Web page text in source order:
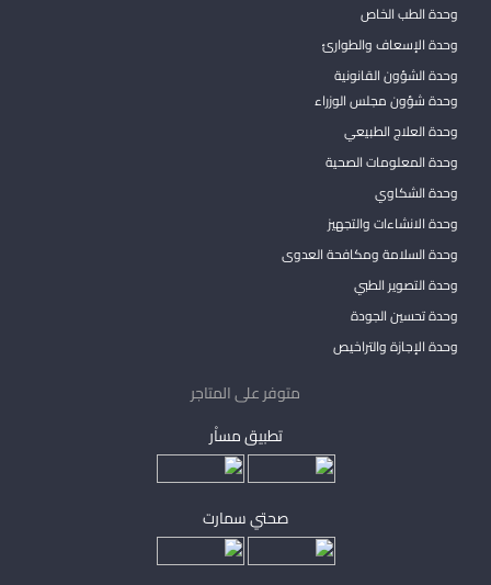
وحدة الطب الخاص
وحدة الإسعاف والطوارئ
وحدة الشؤون القانونية
وحدة شؤون مجلس الوزراء
وحدة العلاج الطبيعي
وحدة المعلومات الصحية
وحدة الشكاوي
وحدة الانشاءات والتجهيز
وحدة السلامة ومكافحة العدوى
وحدة التصوير الطبي
وحدة تحسين الجودة
وحدة الإجازة والتراخيص
متوفر على المتاجر
تطبيق مساْر
صحتي سمارت